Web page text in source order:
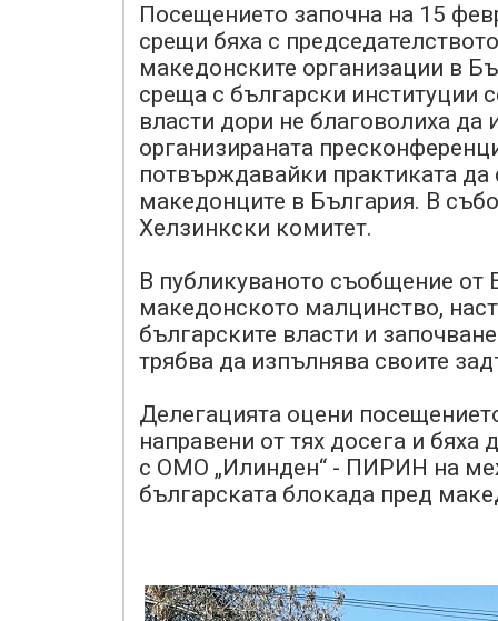
Посещението започна на 15
срещи бяха с
македонските организации в
среща с български институции
власти дори не благоволиха
организираната
потвърждавайки практиката
македонците в България. В
Хелзинкски комитет.
В публикуваното съобщение от
македонското малцинство,
българските власти и
трябва да изпълнява своите
Делегацията оцени
направени от тях досега и
с ОМО „Илинден“ - ПИРИН на
българската блокада пред